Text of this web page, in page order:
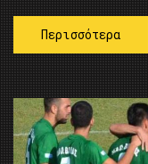
Περισσότερα